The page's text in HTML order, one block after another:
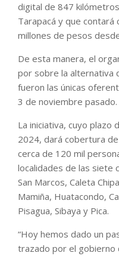
digital de 847
Tarapacá y que contará
millones de pesos
De esta manera, el
por sobre la alternativa
fueron las únicas
3 de noviembre pasado.
La iniciativa, cuyo plazo
2024, dará cobertura
cerca de 120 mil
localidades de las siete
San Marcos, Caleta
Mamiña, Huatacondo,
Pisagua, Sibaya y Pica.
“Hoy hemos dado un
trazado por el gobierno